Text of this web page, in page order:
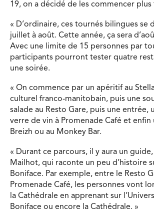
19, on a décidé de les commencer plus
« D’ordinaire, ces tournés bilingues se
juillet à août. Cette année, ça sera
Avec une limite de 15 personnes par
participants pourront tester quatre
une soirée.
« On commence par un apéritif au
culturel franco-manitobain, puis une
salade au Resto Gare, puis une entrée,
verre de vin à Promenade Café et enfin
Breizh ou au Monkey Bar.
« Durant ce parcours, il y aura un
Mailhot, qui raconte un peu d’histoire
Boniface. Par exemple, entre le Resto
Promenade Café, les personnes vont
la Cathédrale en apprenant sur
Boniface ou encore la Cathédrale. »